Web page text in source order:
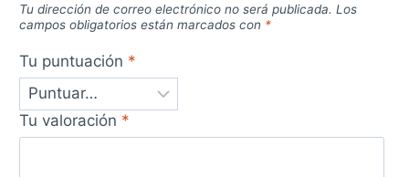
Tu dirección de correo electrónico no será publicada. Los
campos obligatorios están marcados con *
Tu puntuación *
Tu valoración *